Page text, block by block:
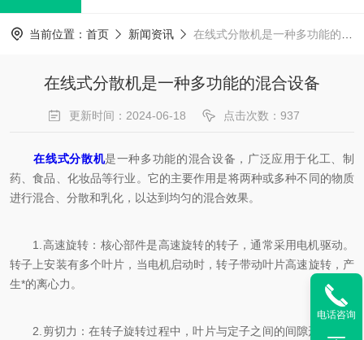
当前位置： 首页 新闻资讯 在线式分散机是一种多功能的混合设备
在线式分散机是一种多功能的混合设备
更新时间：2024-06-18 点击次数：937
在线式分散机是一种多功能的混合设备，广泛应用于化工、制
药、食品、化妆品等行业。它的主要作用是将两种或多种不同的物质
进行混合、分散和乳化，以达到均匀的混合效果。
1.高速旋转：核心部件是高速旋转的转子，通常采用电机驱动。
转子上安装有多个叶片，当电机启动时，转子带动叶片高速旋转，产
生*的离心力。
2.剪切力：在转子旋转过程中，叶片与定子之间的间隙形成高剪
电话咨询